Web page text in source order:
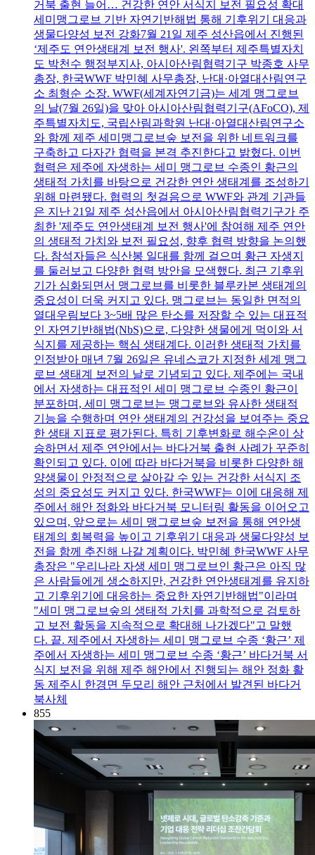
거북 출현 늘어… 건강한 연안 서식지 보전 필요성 확대
세미맹그로브 기반 자연기반해법 통해 기후위기 대응과
생물다양성 보전 강화7월 21일 제주 성산읍에서 진행된
‘제주도 연안생태계 보전 행사'. 왼쪽부터 제주특별자치
도 박천수 행정부지사, 아시아산림협력기구 박종호 사무
총장, 한국WWF 박민혜 사무총장, 난대·아열대산림연구
소 최형순 소장. WWF(세계자연기금)는 세계 맹그로브
의 날(7월 26일)을 맞아 아시아산림협력기구(AFoCO), 제
주특별자치도, 국립산림과학원 난대·아열대산림연구소
와 함께 제주 세미맹그로브숲 보전을 위한 네트워크를
구축하고 다자간 협력을 본격 추진한다고 밝혔다. 이번
협력은 제주에 자생하는 세미 맹그로브 수종인 황근의
생태적 가치를 바탕으로 건강한 연안 생태계를 조성하기
위해 마련됐다. 협력의 첫걸음으로 WWF와 관계 기관들
은 지난 21일 제주 성산읍에서 아시아산림협력기구가 주
최한 '제주도 연안생태계 보전 행사'에 참여해 제주 연안
의 생태적 가치와 보전 필요성, 향후 협력 방향을 논의했
다. 참석자들은 식산봉 일대를 함께 걸으며 황근 자생지
를 둘러보고 다양한 협력 방안을 모색했다. 최근 기후위
기가 심화되면서 맹그로브를 비롯한 블루카본 생태계의
중요성이 더욱 커지고 있다. 맹그로브는 동일한 면적의
열대우림보다 3~5배 많은 탄소를 저장할 수 있는 대표적
인 자연기반해법(NbS)으로, 다양한 생물에게 먹이와 서
식지를 제공하는 핵심 생태계다. 이러한 생태적 가치를
인정받아 매년 7월 26일은 유네스코가 지정한 세계 맹그
로브 생태계 보전의 날로 기념되고 있다. 제주에는 국내
에서 자생하는 대표적인 세미 맹그로브 수종인 황근이
분포하며, 세미 맹그로브는 맹그로브와 유사한 생태적
기능을 수행하며 연안 생태계의 건강성을 보여주는 중요
한 생태 지표로 평가된다. 특히 기후변화로 해수온이 상
승하면서 제주 연안에서는 바다거북 출현 사례가 꾸준히
확인되고 있다. 이에 따라 바다거북을 비롯한 다양한 해
양생물이 안정적으로 살아갈 수 있는 건강한 서식지 조
성의 중요성도 커지고 있다. 한국WWF는 이에 대응해 제
주에서 해안 정화와 바다거북 모니터링 활동을 이어오고
있으며, 앞으로는 세미 맹그로브숲 보전을 통해 연안생
태계의 회복력을 높이고 기후위기 대응과 생물다양성 보
전을 함께 추진해 나갈 계획이다. 박민혜 한국WWF 사무
총장은 "우리나라 자생 세미 맹그로브인 황근은 아직 많
은 사람들에게 생소하지만, 건강한 연안생태계를 유지하
고 기후위기에 대응하는 중요한 자연기반해법"이라며
"세미 맹그로브숲의 생태적 가치를 과학적으로 검토하
고 보전 활동을 지속적으로 확대해 나가겠다"고 말했
다. 끝. 제주에서 자생하는 세미 맹그로브 수종 ‘황근’ 제
주에서 자생하는 세미 맹그로브 수종 ‘황근’ 바다거북 서
식지 보전을 위해 제주 해안에서 진행되는 해안 정화 활
동 제주시 한경면 두모리 해안 근처에서 발견된 바다거
북사체
855